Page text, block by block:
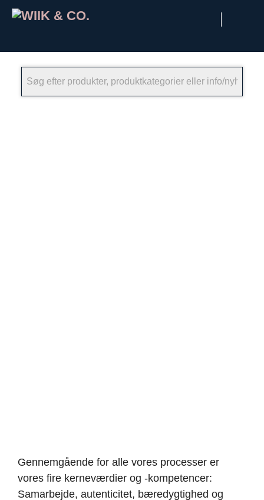
Gennemgående for alle vores processer er
vores fire kerneværdier og -kompetencer:
Samarbejde, autenticitet, bæredygtighed og